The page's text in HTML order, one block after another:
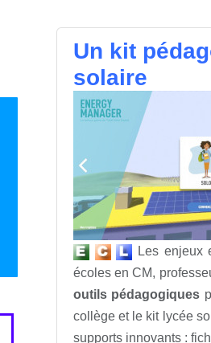
Un kit
solaire
Les
écoles en CM,
outils pédagogiques
collège et le kit lycée
supports innovants :